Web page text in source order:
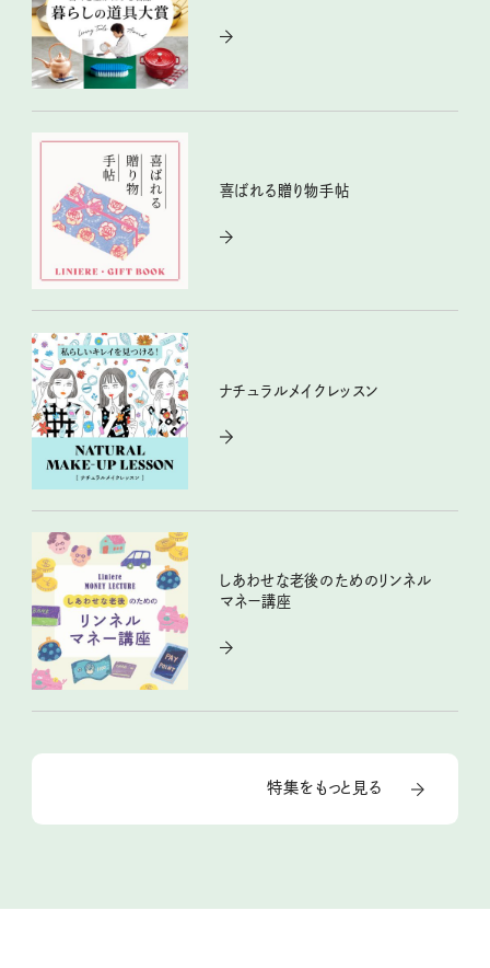
喜ばれる贈り物手帖
ナチュラルメイクレッスン
しあわせな老後のためのリンネル
マネー講座
特集をもっと見る